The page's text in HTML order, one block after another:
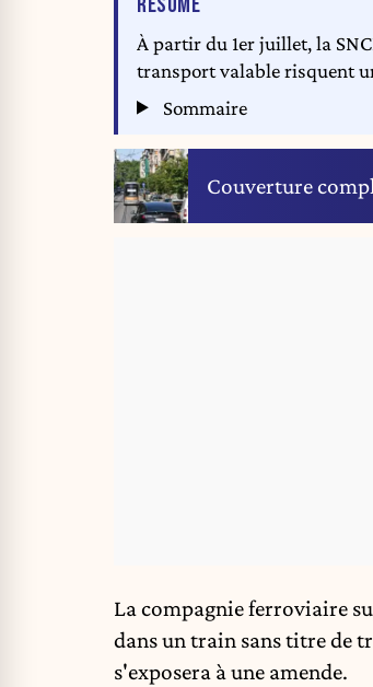
À partir du 1er juillet, la
transport valable risquent
Sommaire
Couverture
La compagnie ferroviaire
dans un train sans titre de
s'exposera à une amende.